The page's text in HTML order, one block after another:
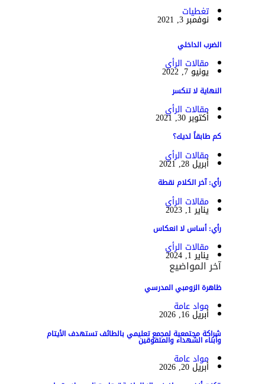
تغطيات
نوفمبر 3, 2021
الضرب الداخلي
مقالات الرأي
يونيو 7, 2022
النهاية لا تنكسر
مقالات الرأي
أكتوبر 30, 2021
كم طابقاً لديك؟
مقالات الرأي
أبريل 28, 2021
رأي: آخر الكلام نقطة
مقالات الرأي
يناير 1, 2023
رأي: أساس لا انعكاس
مقالات الرأي
يناير 1, 2024
آخر المواضيع
ظاهرة الزومبي المدرسي
مواد عامة
أبريل 16, 2026
شراكة مجتمعية لمجمع تعليمي بالطائف تستهدف الأيتام
وأبناء الشهداء والمتفوقين
مواد عامة
أبريل 20, 2026